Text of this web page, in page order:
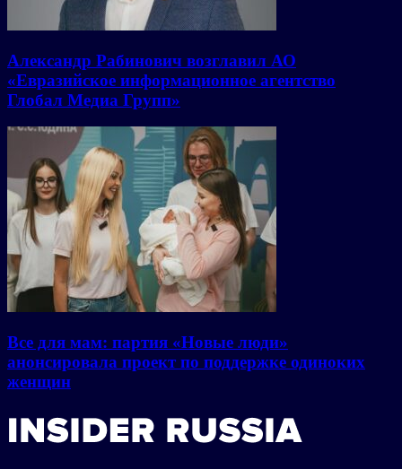
Александр Рабинович возглавил АО
«Евразийское информационное агентство
Глобал Медиа Групп»
Все для мам: партия «Новые люди»
анонсировала проект по поддержке одиноких
женщин